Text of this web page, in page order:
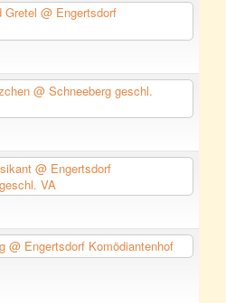
Gretel @ Engertsdorf
@ Schneeberg geschl.
@ Engertsdorf
VA
@ Engertsdorf Komödiantenhof